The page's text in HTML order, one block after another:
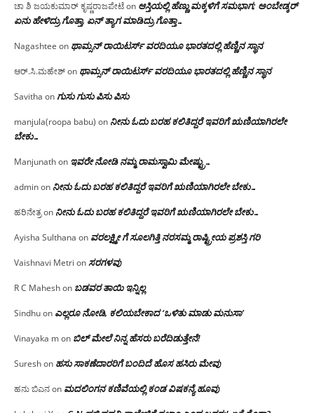
ಚಾ ಶಿ ಜಯಕುಮಾರ್ ಕೃಷ್ಣರಾಜಪೇಟೆon ಆಸ್ತಿಯಲ್ಲಿ ಹೆಣ್ಣು ಮಕ್ಕಳಿಗೆ ಸಮಭಾಗ; ಅಂಬೇಡ್ಕರ್
ಏನು ಹೇಳಿದ್ರು ಗೊತ್ತಾ, ಏನ್ ತ್ಯಾಗ ಮಾಡಿದ್ರು ಗೊತ್ತಾ…
Nagashtee on ಥಾಮ್ಸನ್ ರಾಯಿಟರ್ಸ್ ವರದಿಯೂ ಭಾರತದಲ್ಲಿ ಹೆಣ್ಣಿನ ಸ್ಥಾನ‌
ಆರ್.ಸಿ.ಮಹೇಶ್on ಥಾಮ್ಸನ್ ರಾಯಿಟರ್ಸ್ ವರದಿಯೂ ಭಾರತದಲ್ಲಿ ಹೆಣ್ಣಿನ ಸ್ಥಾನ‌
Savitha onಗುಸು ಗುಸು ಪಿಸು ಪಿಸು
manjula(roopa babu) on ನೀನು ಓದು ಬರಹ ಕಲಿತಿದ್ದರೆ ಇವರಿಗೆ ಋಣಿಯಾಗಿರಲೇ
ಬೇಕು…
Manjunathon ಇವರೇ‌ ನೋಡಿ‌ ನಮ್ಮ‌ ರಾಮಸ್ವಾಮಿ ಮೇಷ್ಟ್ರು…
adminon ನೀನು ಓದು ಬರಹ ಕಲಿತಿದ್ದರೆ ಇವರಿಗೆ ಋಣಿಯಾಗಿರಲೇ ಬೇಕು…
ಹರಿನೇತ್ರon ನೀನು ಓದು ಬರಹ ಕಲಿತಿದ್ದರೆ ಇವರಿಗೆ ಋಣಿಯಾಗಿರಲೇ ಬೇಕು…
Ayisha Sulthana on ವರಲಕ್ಷ್ಮೀ ಗೆ ಸೂಲಗಿತ್ತಿ ನರಸಮ್ಮ‌ ರಾಷ್ಟ್ರೀಯ ಪ್ರಶಸ್ತಿ ಗರಿ
Vaishnavi Metri onಸರಗಳವು
R C Maheshon ಬಡವರ ತಾಯಿ ಇನ್ನಿಲ್ಲ
Sindhuon ಎಲ್ಲರೂ ನೋಡಿ, ಕಲಿಯಬೇಕಾದ ‘ಒಳಿತು ಮಾಡು ಮನುಸಾ’
Vinayaka mon ಬಿಲ್ ಮೇಲೆ ನಿನ್ನ ಹೆಸರು ಬರೆದಿಡುತ್ತೇನೆ!
Sureshon ಹಸು ಸಾಕಣೆದಾರರಿಗೆ ಬಂದಿದೆ ಹೊಸ ಹಸಿರು ಮೇವು
ಹನು ಬಿಎನon ಮದಲಿಂಗನ ಕಣಿವೆಯಲ್ಲಿ ಕಂಡ ವಿಷಕನ್ಯೆ ಹೂವು